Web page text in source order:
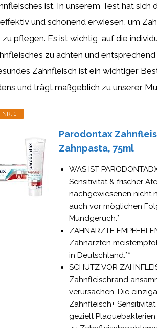
ist. In unserem Test hat sich
und schonend erwiesen, um
zu pflegen. Es ist wichtig, auf die
zu achten und
Zahnfleisch ist ein wichtiger
und trägt maßgeblich zu unserer
1
Parodontax
Zahnpasta, 75ml
WAS IST
Sensitivität & frischer
nachgewiesenen nicht
auch vor möglichen
Mundgeruch.*
ZAHNÄRZTE
Zahnärzten
in Deutschland.**
SCHUTZ VOR
Zahnfleischrand
verursachen. Die
Zahnfleisch+
gezielt